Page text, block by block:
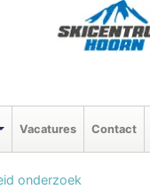
Vacatures Contact
onderzoek